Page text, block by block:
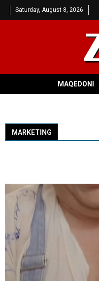
Saturday, August 8, 2026
MAQEDONI
MARKETING